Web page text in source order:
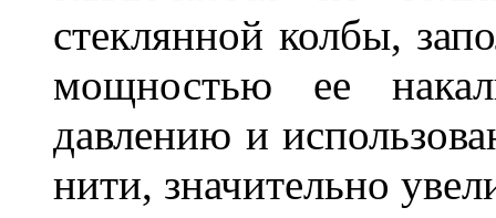
стеклянной колбы,
мощностью ее
давлению и
нити, значительно